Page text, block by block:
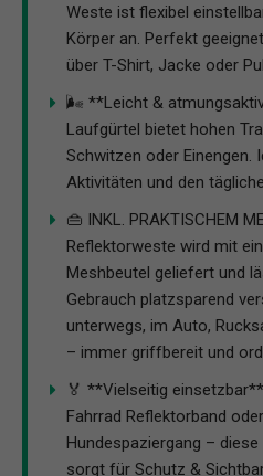
Weste ist flexibel
Körper an. Perfekt
über T-Shirt, Jacke oder
🌬️ **Leicht &
Laufgürtel bietet hohen
Schwitzen oder Einengen.
Aktivitäten und den
👜 INKL. PRAKTISCHEM
Reflektorweste wird mit
Meshbeutel geliefert und
Gebrauch platzsparend
unterwegs, im Auto,
– immer griffbereit und
🏅 **Vielseitig
Fahrrad Reflektorband
Hundespaziergang –
sorgt für Schutz &